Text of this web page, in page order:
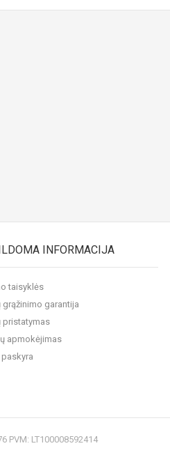
INFORMACIJA
taisyklės
grąžinimo garantija
pristatymas
apmokėjimas
PVM: LT100008592414